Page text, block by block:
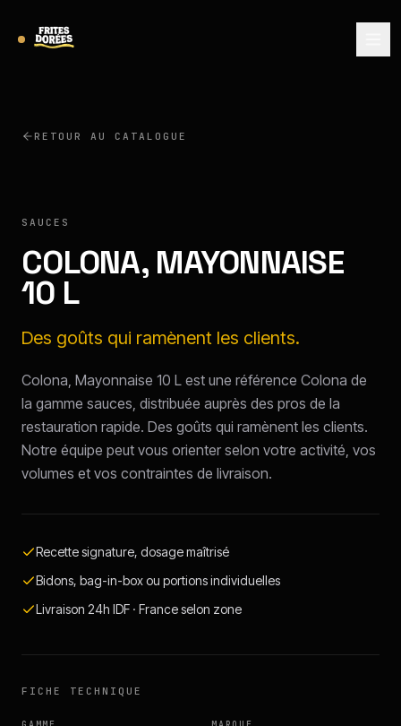
RETOUR AU CATALOGUE
SAUCES
COLONA, MAYONNAISE
10 L
Des goûts qui ramènent les clients.
Colona, Mayonnaise 10 L est une référence Colona de
la gamme sauces, distribuée auprès des pros de la
restauration rapide. Des goûts qui ramènent les clients.
Notre équipe peut vous orienter selon votre activité, vos
volumes et vos contraintes de livraison.
Recette signature, dosage maîtrisé
Bidons, bag-in-box ou portions individuelles
Livraison 24h IDF · France selon zone
FICHE TECHNIQUE